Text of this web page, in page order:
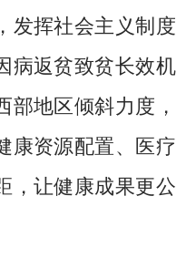
发挥社会主义制度
病返贫致贫长效机
地区倾斜力度，
康资源配置、医疗
，让健康成果更公